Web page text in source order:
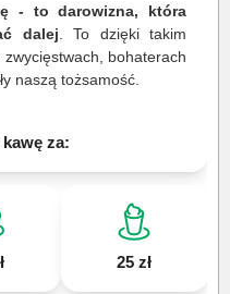
- to darowizna, która
dalej . To dzięki takim
bohaterach
naszą tożsamość.
za:
25 zł